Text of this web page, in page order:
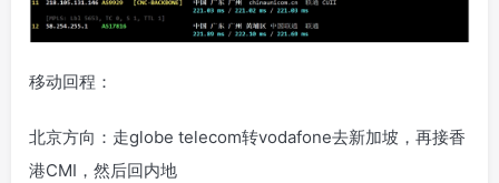
移动回程：
北京方向：走globe telecom转vodafone去新加坡，再接香
港CMI，然后回内地